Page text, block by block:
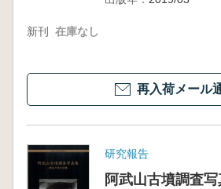
新刊 在庫なし
再入荷メール
研究報告
阿武山古墳調査